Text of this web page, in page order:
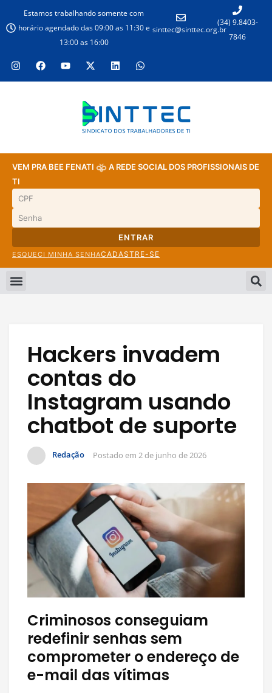
Estamos trabalhando somente com
horário agendado das 09:00 as 11:30 e
13:00 as 16:00
sinttec@sinttec.org.br
(34) 9.8403-
7846
VEM PRA BEE FENATI
A REDE SOCIAL DOS PROFISSIONAIS DE
TI
ENTRAR
ESQUECI MINHA SENHACADASTRE-SE
Hackers invadem
contas do
Instagram usando
chatbot de suporte
Redação Postado em 2 de junho de 2026
Criminosos conseguiam
redefinir senhas sem
comprometer o endereço de
e-mail das vítimas